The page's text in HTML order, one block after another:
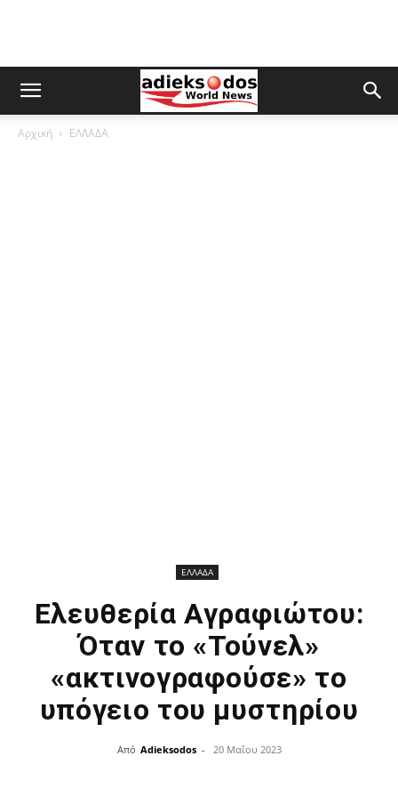
Αρχική ΕΛΛΑΔΑ
ΕΛΛΑΔΑ
Ελευθερία Αγραφιώτου:
Όταν το «Τούνελ»
«ακτινογραφούσε» το
υπόγειο του μυστηρίου
Από Adieksodos - 20 Μαΐου 2023